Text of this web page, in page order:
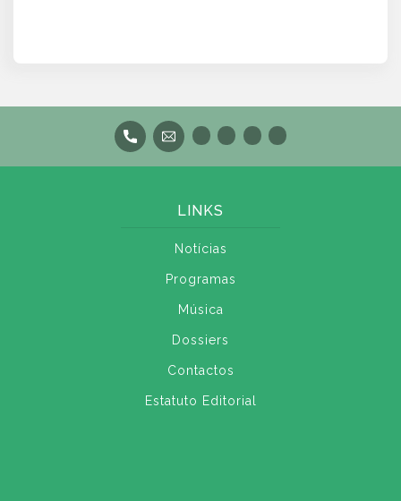
LINKS
Notícias
Programas
Música
Dossiers
Contactos
Estatuto Editorial